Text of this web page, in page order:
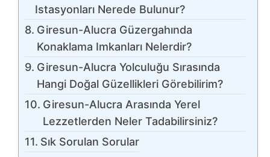
Istasyonları Nerede Bulunur?
Giresun-Alucra Güzergahında
Konaklama Imkanları Nelerdir?
Giresun-Alucra Yolculuğu Sırasında
Hangi Doğal Güzellikleri Görebilirim?
Giresun-Alucra Arasında Yerel
Lezzetlerden Neler Tadabilirsiniz?
Sık Sorulan Sorular